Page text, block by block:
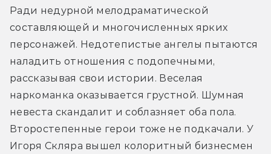
Ради недурной мелодраматической
составляющей и многочисленных ярких
персонажей. Недотепистые ангелы пытаются
наладить отношения с подопечными,
рассказывая свои истории. Веселая
наркоманка оказывается грустной. Шумная
невеста скандалит и соблазняет оба пола.
Второстепенные герои тоже не подкачали. У
Игоря Скляра вышел колоритный бизнесмен